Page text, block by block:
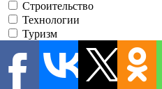
Строительство
Технологии
Туризм
Экономика
Эксклюзив